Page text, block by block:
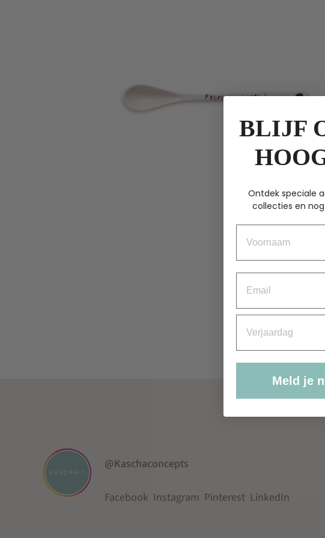
@Kaschaconcepts
Facebook Instagram Pinterest LinkedIn
BLIJF
Ontdek speciale
collecties en
Meld je